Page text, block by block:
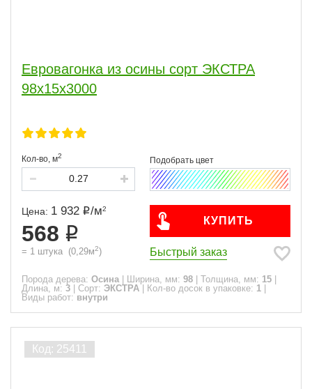
Евровагонка из осины сорт ЭКСТРА
98x15x3000
Кол-во, м2
Цена: 1 932 /м2
568
= 1 штука (0,29м2)
КУПИТЬ
Быстрый заказ
Порода дерева: Осина Ширина, мм: 98 Толщина, мм: 15
Длина, м: 3 Сорт: ЭКСТРА Кол-во досок в упаковке: 1
Виды работ: внутри